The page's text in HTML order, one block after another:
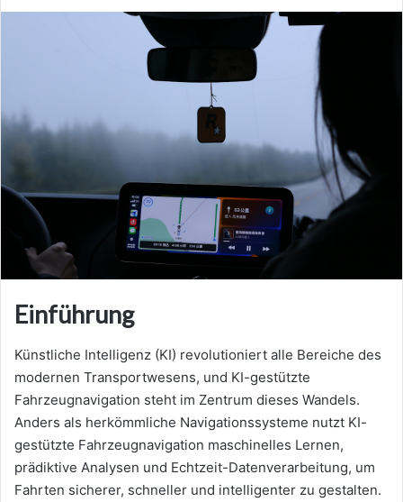
Einführung
Künstliche Intelligenz (KI) revolutioniert alle Bereiche des
modernen Transportwesens, und KI-gestützte
Fahrzeugnavigation steht im Zentrum dieses Wandels.
Anders als herkömmliche Navigationssysteme nutzt KI-
gestützte Fahrzeugnavigation maschinelles Lernen,
prädiktive Analysen und Echtzeit-Datenverarbeitung, um
Fahrten sicherer, schneller und intelligenter zu gestalten.